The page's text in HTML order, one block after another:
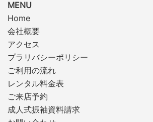
MENU
Home
会社概要
アクセス
プラリバシーポリシー
ご利用の流れ
レンタル料金表
ご来店予約
成人式振袖資料請求